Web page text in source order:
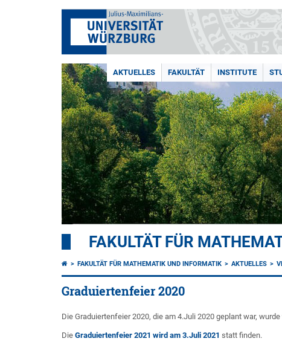
AKTUELLES FAKULTÄT INSTITUTE
FAKULTÄT FÜR
FAKULTÄT FÜR MATHEMATIK UND INFORMATIK AKTUELLES
Graduiertenfeier 2020
Die Graduiertenfeier 2020, die am 4.Juli 2020 geplant war,
Die Graduiertenfeier 2021 wird am 3.Juli 2021 statt finden.